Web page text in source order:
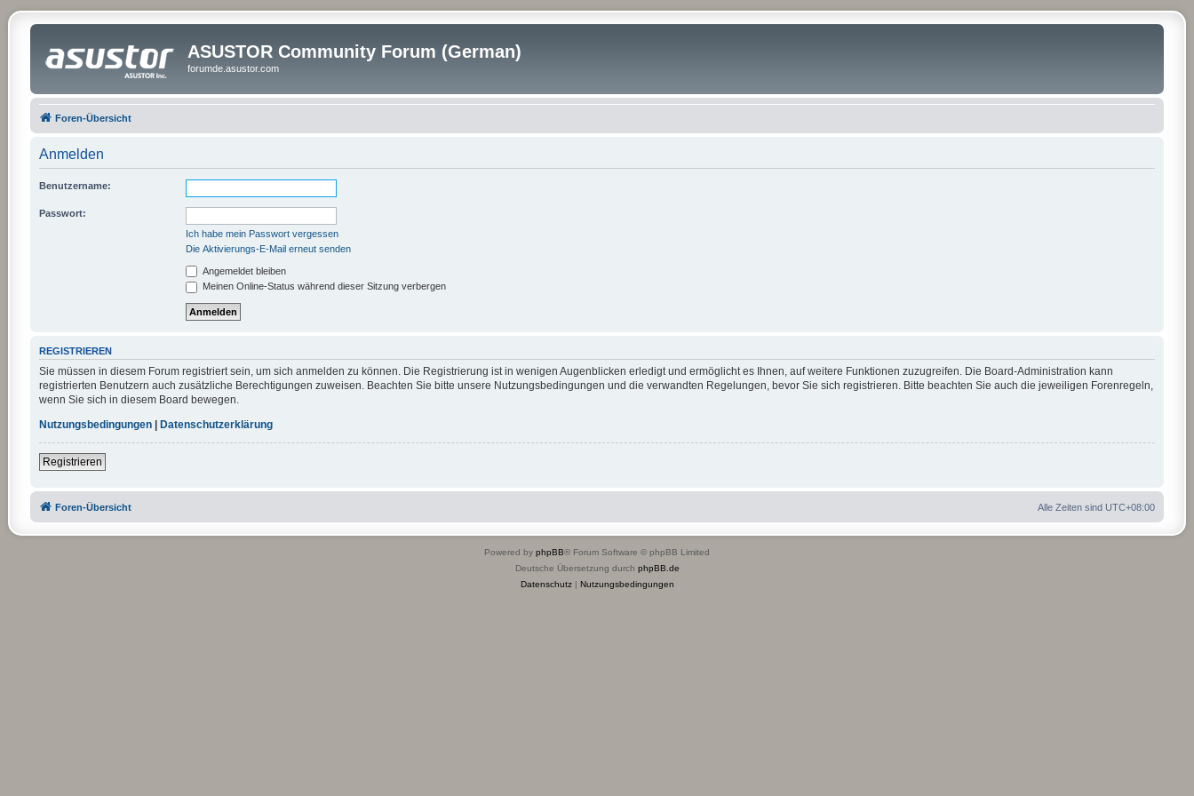
ASUSTOR Community Forum (German)
forumde.asustor.com
Foren-Übersicht
Anmelden
Benutzername:
Passwort:
Ich habe mein Passwort vergessen
Die Aktivierungs-E-Mail erneut senden
Angemeldet bleiben
Meinen Online-Status während dieser Sitzung verbergen
REGISTRIEREN
Sie müssen in diesem Forum registriert sein, um sich anmelden zu können. Die Registrierung ist in wenigen Augenblicken erledigt und ermöglicht es Ihnen, auf weitere Funktionen zuzugreifen. Die Board-Administration kann
registrierten Benutzern auch zusätzliche Berechtigungen zuweisen. Beachten Sie bitte unsere Nutzungsbedingungen und die verwandten Regelungen, bevor Sie sich registrieren. Bitte beachten Sie auch die jeweiligen Forenregeln,
wenn Sie sich in diesem Board bewegen.
Nutzungsbedingungen| Datenschutzerklärung
Registrieren
Foren-Übersicht Alle Zeiten sind UTC+08:00
Powered by phpBB® Forum Software © phpBB Limited
Deutsche Übersetzung durch phpBB.de
Datenschutz| Nutzungsbedingungen